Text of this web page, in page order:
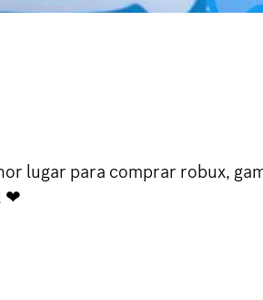
lugar para comprar robux,
❤